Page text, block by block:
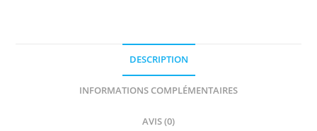
DESCRIPTION
INFORMATIONS COMPLÉMENTAIRES
AVIS (0)